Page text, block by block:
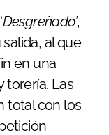
Desgreñado’,
al que
en una
torería. Las
total con los